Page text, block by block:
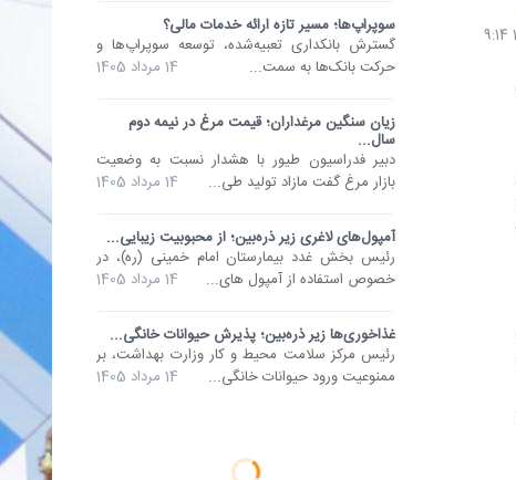
سوپراپ‌ها؛ مسیر تازه ارائه خدمات مالی؟
گسترش بانکداری تعبیه‌شده، توسعه سوپراپ‌ها و
حرکت بانک‌ها به سمت...
14 مرداد 1405
زیان سنگین مرغداران؛ قیمت مرغ در نیمه دوم
سال...
دبیر فدراسیون طیور با هشدار نسبت به وضعیت
بازار مرغ گفت مازاد تولید طی...
14 مرداد 1405
آمپول‌های لاغری زیر ذره‌بین؛ از محبوبیت زیبایی...
رئیس بخش غدد بیمارستان امام خمینی (ره)، در
خصوص استفاده از آمپول های...
14 مرداد 1405
غذاخوری‌ها زیر ذره‌بین؛ پذیرش حیوانات خانگی...
رئیس مرکز سلامت محیط و کار وزارت بهداشت، بر
ممنوعیت ورود حیوانات خانگی...
14 مرداد 1405